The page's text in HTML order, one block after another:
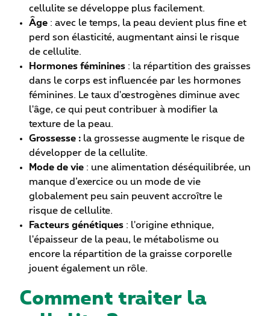
cellulite se développe plus facilement.
Âge : avec le temps, la peau devient plus fine et
perd son élasticité, augmentant ainsi le risque
de cellulite.
Hormones féminines : la répartition des graisses
dans le corps est influencée par les hormones
féminines. Le taux d'œstrogènes diminue avec
l'âge, ce qui peut contribuer à modifier la
texture de la peau.
Grossesse : la grossesse augmente le risque de
développer de la cellulite.
Mode de vie : une alimentation déséquilibrée, un
manque d’exercice ou un mode de vie
globalement peu sain peuvent accroître le
risque de cellulite.
Facteurs génétiques : l'origine ethnique,
l'épaisseur de la peau, le métabolisme ou
encore la répartition de la graisse corporelle
jouent également un rôle.
Comment traiter la